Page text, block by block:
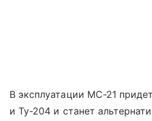
В эксплуатации МС-21
и Ту-204 и станет